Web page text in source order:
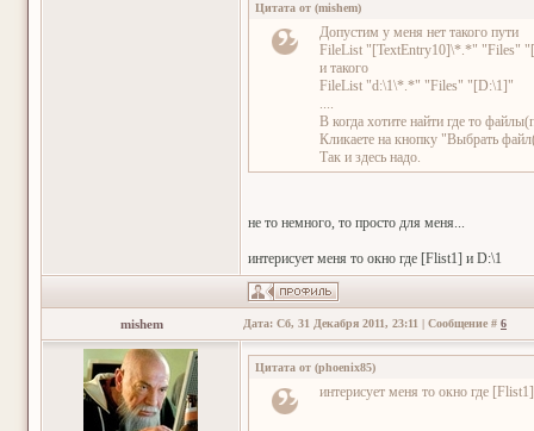
Цитата от (mishem)
Допустим у меня нет такого пути
FileList "[TextEntry10]\*.*" "Files"
и такого
FileList "d:\1\*.*" "Files" "[D:\1]"
....
В когда хотите найти где то
Кликаете на кнопку "Выбрать
Так и здесь надо.
не то немного, то просто для меня...
интерисует меня то окно где [Flist1] и D:\1
mishem Дата: Сб, 31 Декабря 2011, 23:11 | Сообщение # 6
Цитата от (phoenix85)
интерисует меня то окно где